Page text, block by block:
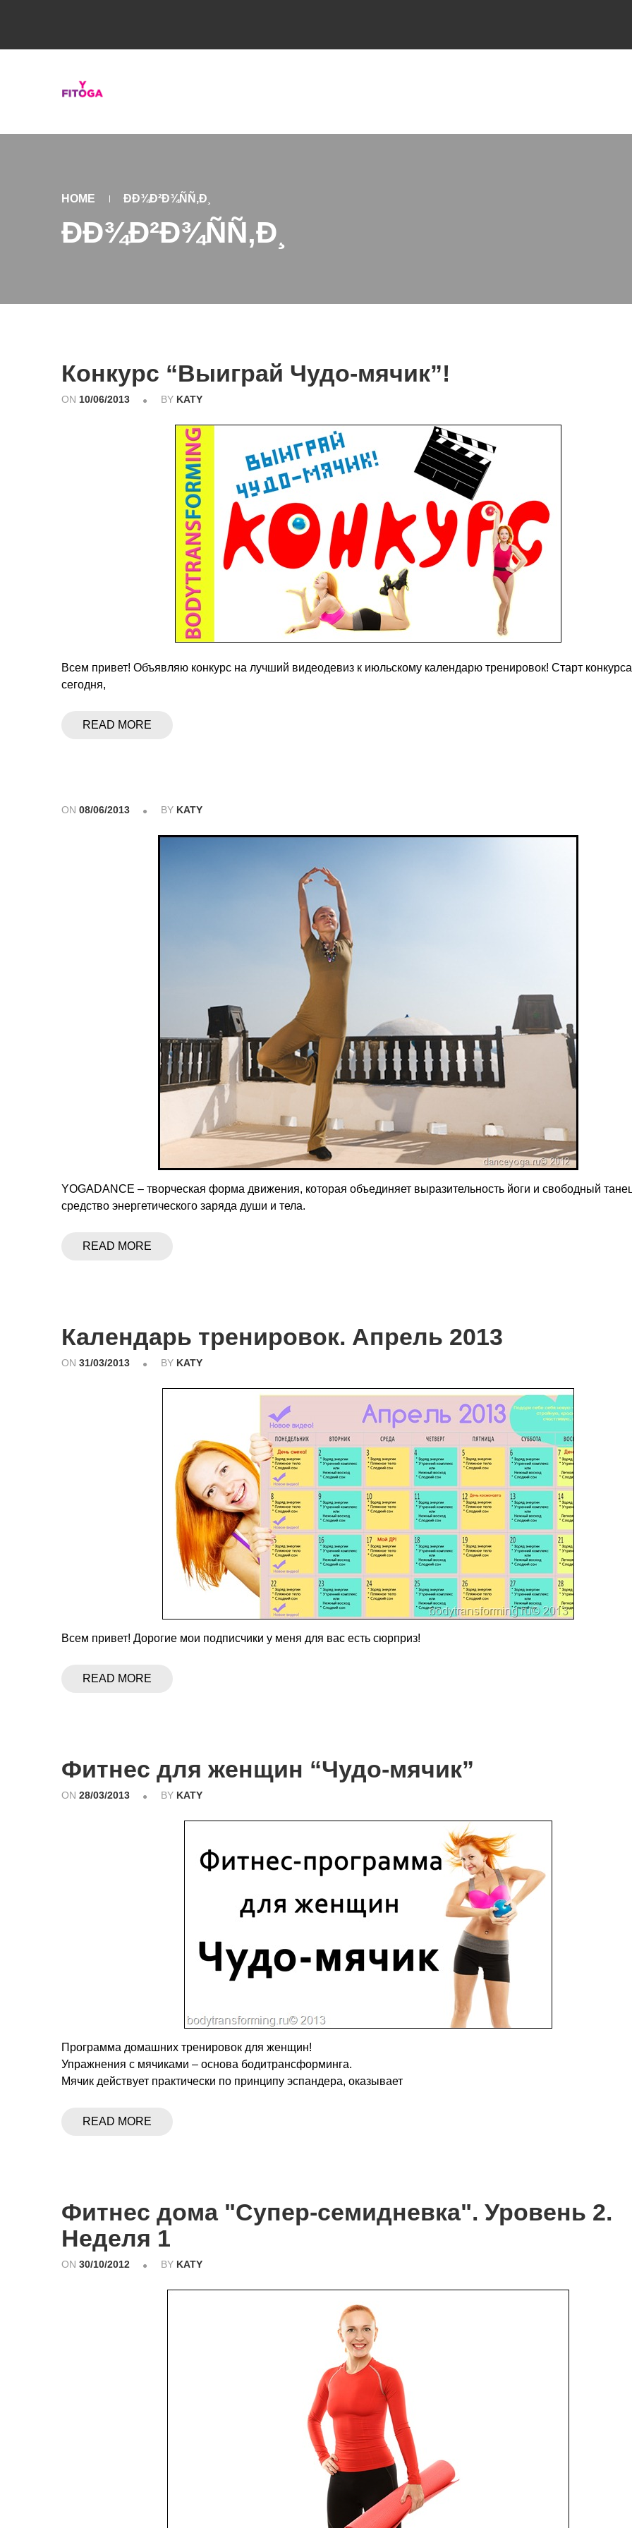
HOME ÐÐ¾Ð²Ð¾ÑÑ‚Ð¸
ÐÐ¾Ð²Ð¾ÑÑ‚Ð¸
Конкурс “Выиграй Чудо-мячик”!
ON 10/06/2013 BY KATY
Всем привет! Объявляю конкурс на лучший видеодевиз к июльскому календарю тренировок! Старт конкурса
сегодня,
READ MORE
ON 08/06/2013 BY KATY
YOGADANCE – творческая форма движения, которая объединяет выразительность йоги и свободный
средство энергетического заряда души и тела.
READ MORE
Календарь тренировок. Апрель 2013
ON 31/03/2013 BY KATY
Всем привет! Дорогие мои подписчики у меня для вас есть сюрприз!
READ MORE
Фитнес для женщин “Чудо-мячик”
ON 28/03/2013 BY KATY
Программа домашних тренировок для женщин!
Упражнения с мячиками – основа бодитрансформинга.
Мячик действует практически по принципу эспандера, оказывает
READ MORE
Фитнес дома "Супер-семидневка". Уровень 2.
Неделя 1
ON 30/10/2012 BY KATY